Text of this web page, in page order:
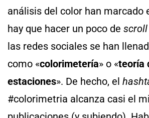
análisis del color han marcado
hay que hacer un poco de scroll
las redes sociales se han
como «colorimetería» o «teoría
estaciones». De hecho, el
#colorimetria alcanza casi el